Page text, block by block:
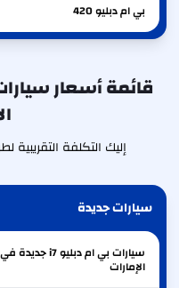
بي ام دبليو420
قائمة أسعار
إليك التكلفة التقريبية
سيارات جديدة
سيارات بي ام دبليو i7 جديدة في
الإمارات